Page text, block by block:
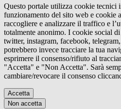
Questo portale utilizza cookie tecnici
funzionamento del sito web e cookie
raccogliere e analizzare il traffico e
totalmente anonimo. I cookie social
twitter, instagram, facebook,
potrebbero invece tracciare la tua
esprimere il consenso/rifiuto al
"Accetta" e "Non Accetta". Sarà
cambiare/revocare il consenso
Accetta
Non accetta